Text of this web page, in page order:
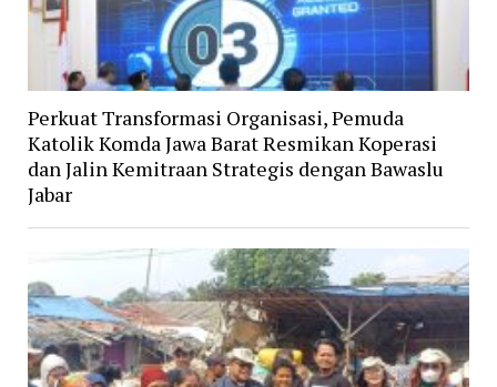
Perkuat Transformasi Organisasi, Pemuda
Katolik Komda Jawa Barat Resmikan Koperasi
dan Jalin Kemitraan Strategis dengan Bawaslu
Jabar